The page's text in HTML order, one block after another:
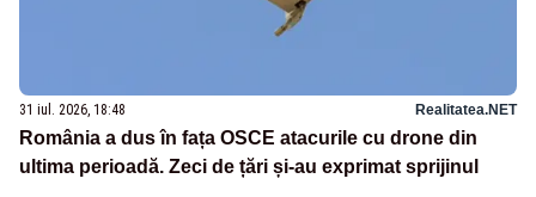
31 iul. 2026, 18:48 Realitatea.NET
România a dus în fața OSCE atacurile cu drone din
ultima perioadă. Zeci de țări și-au exprimat sprijinul